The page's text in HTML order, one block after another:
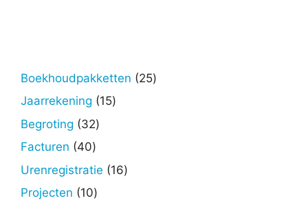
Boekhoudpakketten 2525
Jaarrekening 1515
Begroting 3232
Facturen 4040
producten
Urenregistratie 1616
Projecten 1010